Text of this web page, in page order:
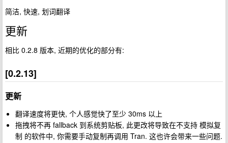
简洁, 快速, 划词翻译
更新
相比 0.2.8 版本, 近期的优化的部分有:
[0.2.13]
更新
翻译速度将更快, 个人感觉快了至少 30ms 以上
拖拽将不再 fallback 到系统剪贴板, 此更改将导致在不支持 模拟复
制 的软件中, 你需要手动复制再调用 Tran. 这也许会带来一些问题.